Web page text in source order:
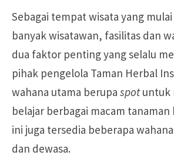
Sebagai tempat wisata yang
banyak wisatawan, fasilitas dan
dua faktor penting yang selalu
pihak pengelola Taman Herbal
wahana utama berupa spotuntuk
belajar berbagai macam
ini juga tersedia beberapa
dan dewasa.